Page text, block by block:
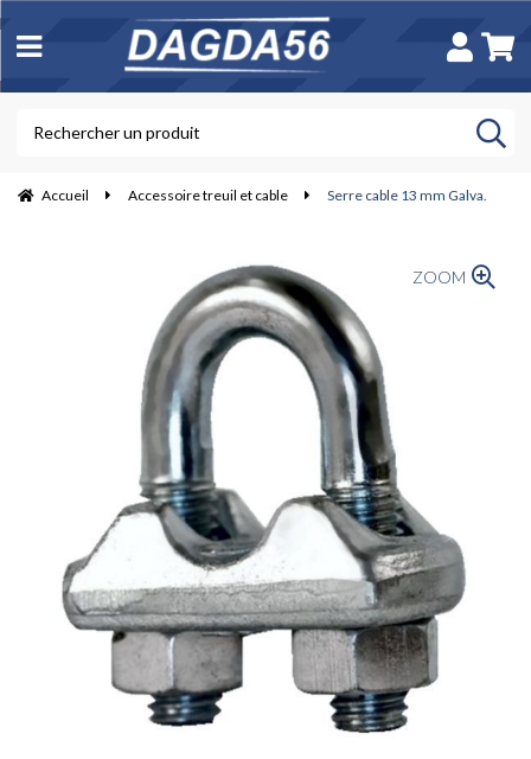
Accueil Accessoire treuil et cable Serre cable 13 mm Galva.
ZOOM